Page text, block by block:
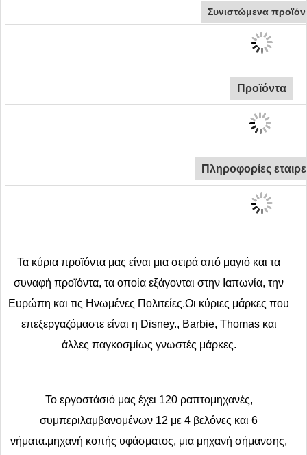
Συνιστώμενα
Προϊόντα
Πληροφορίες
Τα κύρια προϊόντα μας είναι μια σειρά από μαγιό και τα
συναφή προϊόντα, τα οποία εξάγονται στην Ιαπωνία, την
Ευρώπη και τις Ηνωμένες Πολιτείες.Οι κύριες μάρκες που
επεξεργαζόμαστε είναι η Disney., Barbie, Thomas και
άλλες παγκοσμίως γνωστές μάρκες.
Το εργοστάσιό μας έχει 120 ραπτομηχανές,
συμπεριλαμβανομένων 12 με 4 βελόνες και 6
νήματα.μηχανή κοπής υφάσματος, μια μηχανή σήμανσης,